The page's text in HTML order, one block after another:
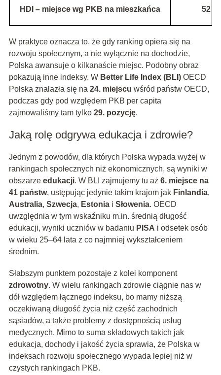
HDI – miejsce wg PKB na mieszkańca 52
W praktyce oznacza to, że gdy ranking opiera się na
rozwoju społecznym, a nie wyłącznie na dochodzie,
Polska awansuje o kilkanaście miejsc. Podobny obraz
pokazują inne indeksy. W Better Life Index (BLI)OECD
Polska znalazła się na 24. miejscu wśród państw OECD,
podczas gdy pod względem PKB per capita
zajmowaliśmy tam tylko 29. pozycję.
Jaką rolę odgrywa edukacja i zdrowie?
Jednym z powodów, dla których Polska wypada wyżej w
rankingach społecznych niż ekonomicznych, są wyniki w
obszarze edukacji. W BLI zajmujemy tu aż 6. miejsce na
41 państw, ustępując jedynie takim krajom jak Finlandia,
Australia, Szwecja, Estoniai Słowenia. OECD
uwzględnia w tym wskaźniku m.in. średnią długość
edukacji, wyniki uczniów w badaniu PISA i odsetek osób
w wieku 25–64 lata z co najmniej wykształceniem
średnim.
Słabszym punktem pozostaje z kolei komponent
zdrowotny. W wielu rankingach zdrowie ciągnie nas w
dół względem łącznego indeksu, bo mamy niższą
oczekiwaną długość życia niż część zachodnich
sąsiadów, a także problemy z dostępnością usług
medycznych. Mimo to suma składowych takich jak
edukacja, dochody i jakość życia sprawia, że Polska w
indeksach rozwoju społecznego wypada lepiej niż w
czystych rankingach PKB.